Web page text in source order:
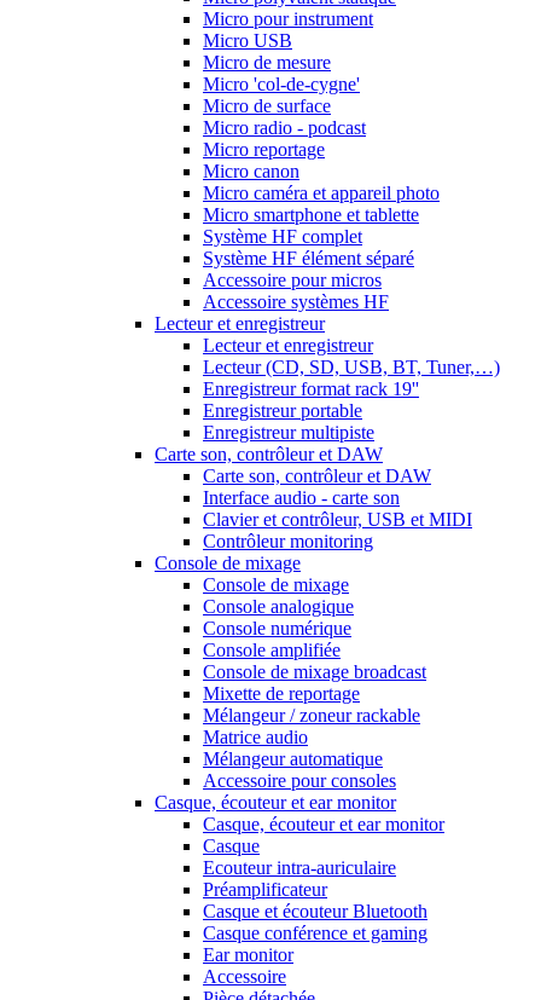
Micro pour instrument
Micro USB
Micro de mesure
Micro 'col-de-cygne'
Micro de surface
Micro radio - podcast
Micro reportage
Micro canon
Micro caméra et appareil photo
Micro smartphone et tablette
Système HF complet
Système HF élément séparé
Accessoire pour micros
Accessoire systèmes HF
Lecteur et enregistreur
Lecteur et enregistreur
Lecteur (CD, SD, USB, BT, Tuner,…)
Enregistreur format rack 19''
Enregistreur portable
Enregistreur multipiste
Carte son, contrôleur et DAW
Carte son, contrôleur et DAW
Interface audio - carte son
Clavier et contrôleur, USB et MIDI
Contrôleur monitoring
Console de mixage
Console de mixage
Console analogique
Console numérique
Console amplifiée
Console de mixage broadcast
Mixette de reportage
Mélangeur / zoneur rackable
Matrice audio
Mélangeur automatique
Accessoire pour consoles
Casque, écouteur et ear monitor
Casque, écouteur et ear monitor
Casque
Ecouteur intra-auriculaire
Préamplificateur
Casque et écouteur Bluetooth
Casque conférence et gaming
Ear monitor
Accessoire